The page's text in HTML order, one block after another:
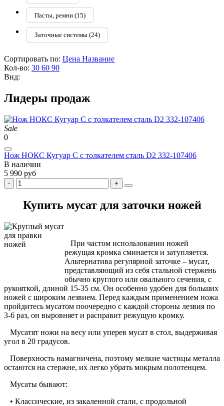
Пасты, ремни (15)
Заточные системы (24)
Сортировать по: Цена Название
Кол-во: 30 60 90
Вид:
Лидеры продаж
Sale
0
Нож НОКС Кугуар С с толкателем сталь D2 332-107406
В наличии
5 990 руб
Купить мусат для заточки ножей
При частом использовании ножей
режущая кромка сминается и затупляется.
Альтернатива регулярной заточке – мусат,
представляющий из себя стальной стержень
обычно круглого или овального сечения, с
рукояткой, длиной 15-35 см. Он особенно удобен для больших
ножей с широким лезвием. Перед каждым применением ножа
пройдитесь мусатом поочередно с каждой стороны лезвия по
3-6 раз, он выровняет и расправит режущую кромку.
Мусатят ножи на весу или уперев мусат в стол, выдерживая
угол в 20 градусов.
Поверхность намагничена, поэтому мелкие частицы металла
остаются на стержне, их легко убрать мокрым полотенцем.
Мусаты бывают:
• Классические, из закаленной стали, с продольной